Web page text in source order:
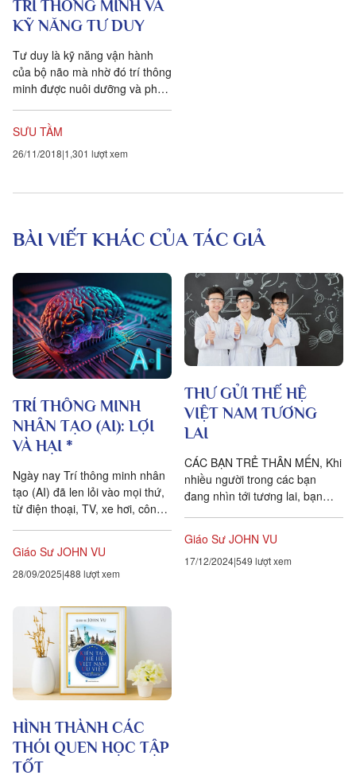
TRÍ THÔNG MINH VÀ
KỸ NĂNG TƯ DUY
Tư duy là kỹ năng vận hành
của bộ não mà nhờ đó trí thông
minh được nuôi dưỡng và phát
SƯU TẦM
26/11/2018 1,301 lượt xem
BÀI VIẾT KHÁC CỦA TÁC GIẢ
TRÍ THÔNG MINH
NHÂN TẠO (AI): LỢI
VÀ HẠI *
Ngày nay Trí thông minh nhân
tạo (AI) đã len lỏi vào mọi thứ,
từ điện thoại, TV, xe hơi, công
Giáo Sư JOHN VU
28/09/2025 488 lượt xem
THƯ GỬI THẾ HỆ
VIỆT NAM TƯƠNG
LAI
CÁC BẠN TRẺ THÂN MẾN, Khi
nhiều người trong các bạn
đang nhìn tới tương lai, bạn
nay....
Giáo Sư JOHN VU
17/12/2024549 lượt xem
HÌNH THÀNH CÁC
THÓI QUEN HỌC TẬP
TỐT